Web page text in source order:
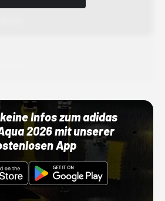
Infos zum adidas
2026 mit unserer
App